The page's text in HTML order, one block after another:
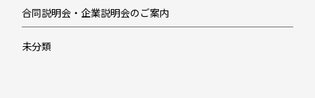
合同説明会・企業説明会のご案内
未分類